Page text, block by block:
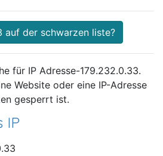
auf der schwarzen liste?
für IP Adresse-179.232.0.33.
Website oder eine IP-Adresse
gesperrt ist.
IP